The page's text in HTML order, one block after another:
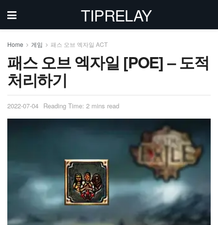
TIPRELAY
Home 게임 패스 오브 엑자일 ACT
패스 오브 엑자일 [POE] – 도적
처리하기
2022-07-04 Reading Time: 2 mins read